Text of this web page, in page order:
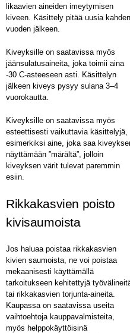
likaavien aineiden imeytymisen
kiveen. Käsittely pitää uusia kahden
vuoden jälkeen.
Kiveyksille on saatavissa myös
jäänsulatusaineita, joka toimii aina
-30 C-asteeseen asti. Käsittelyn
jälkeen kiveys pysyy sulana 3–4
vuorokautta.
Kiveyksille on saatavissa myös
esteettisesti vaikuttavia käsittelyjä,
esimerkiksi aine, joka saa
näyttämään ”märältä”, jolloin
kiveyksen värit tulevat paremmin
esiin.
Rikkakasvien poisto
kivisaumoista
Jos haluaa poistaa rikkakasvien
kivien saumoista, ne voi poistaa
mekaanisesti käyttämällä
tarkoitukseen kehitettyjä
tai rikkakasvien torjunta-aineita.
Kaupassa on saatavissa useita
vaihtoehtoja kauppavalmisteita,
myös helppokäyttöisinä